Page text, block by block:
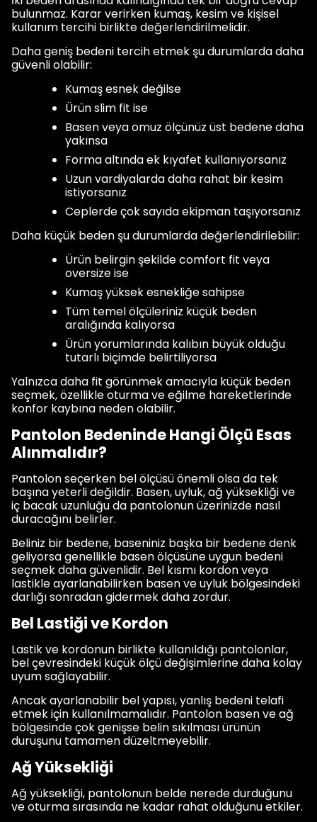
bulunmaz. Karar verirken kumaş, kesim ve kişisel
kullanım tercihi birlikte değerlendirilmelidir.
Daha geniş bedeni tercih etmek şu durumlarda daha
güvenli olabilir:
Kumaş esnek değilse
Ürün slim fit ise
Basen veya omuz ölçünüz üst bedene daha
yakınsa
Forma altında ek kıyafet kullanıyorsanız
Uzun vardiyalarda daha rahat bir kesim
istiyorsanız
Ceplerde çok sayıda ekipman taşıyorsanız
Daha küçük beden şu durumlarda değerlendirilebilir:
Ürün belirgin şekilde comfort fit veya
oversize ise
Kumaş yüksek esnekliğe sahipse
Tüm temel ölçüleriniz küçük beden
aralığında kalıyorsa
Ürün yorumlarında kalıbın büyük olduğu
tutarlı biçimde belirtiliyorsa
Yalnızca daha fit görünmek amacıyla küçük beden
seçmek, özellikle oturma ve eğilme hareketlerinde
konfor kaybına neden olabilir.
Pantolon Bedeninde Hangi Ölçü Esas
Alınmalıdır?
Pantolon seçerken bel ölçüsü önemli olsa da tek
başına yeterli değildir. Basen, uyluk, ağ yüksekliği ve
iç bacak uzunluğu da pantolonun üzerinizde nasıl
duracağını belirler.
Beliniz bir bedene, baseniniz başka bir bedene denk
geliyorsa genellikle basen ölçüsüne uygun bedeni
seçmek daha güvenlidir. Bel kısmı kordon veya
lastikle ayarlanabilirken basen ve uyluk bölgesindeki
darlığı sonradan gidermek daha zordur.
Bel Lastiği ve Kordon
Lastik ve kordonun birlikte kullanıldığı pantolonlar,
bel çevresindeki küçük ölçü değişimlerine daha kolay
uyum sağlayabilir.
Ancak ayarlanabilir bel yapısı, yanlış bedeni telafi
etmek için kullanılmamalıdır. Pantolon basen ve ağ
bölgesinde çok genişse belin sıkılması ürünün
duruşunu tamamen düzeltmeyebilir.
Ağ Yüksekliği
Ağ yüksekliği, pantolonun belde nerede durduğunu
ve oturma sırasında ne kadar rahat olduğunu etkiler.